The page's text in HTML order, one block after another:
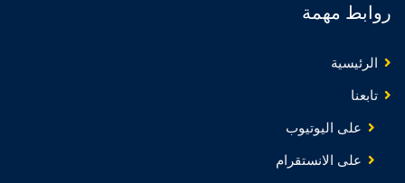
روابط مهمة
الرئيسية
تابعنا
على اليوتيوب
على الانستقرام